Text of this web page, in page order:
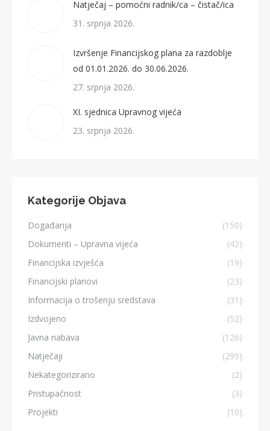
Natječaj – pomoćni radnik/ca – čistač/ica
31. srpnja 2026.
Izvršenje Financijskog plana za razdoblje
od 01.01.2026. do 30.06.2026.
27. srpnja 2026.
XI. sjednica Upravnog vijeća
23. srpnja 2026.
Kategorije Objava
Događanja
(150)
Dokumenti – Upravna vijeća
(42)
Financijska izvješća
(19)
Financijski planovi
(23)
Informacija o trošenju sredstava
(31)
Izdvojeno
(52)
Javna nabava
(126)
Natječaji
(299)
Nekategorizirano
(2)
Pristupačnost
(3)
Projekti
(10)